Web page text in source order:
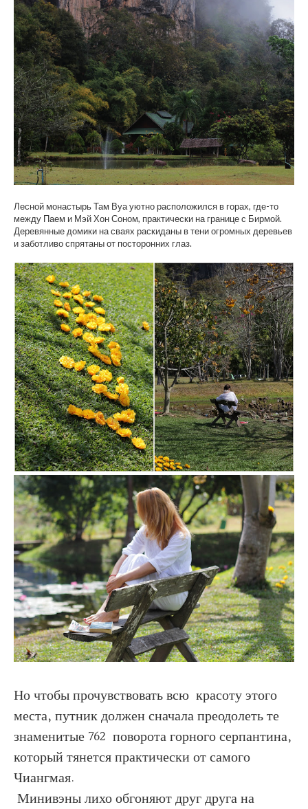
Лесной монастырь Там Вуа уютно расположился в горах, где-то
между Паем и Мэй Хон Соном, практически на границе с Бирмой.
Деревянные домики на сваях раскиданы в тени огромных деревьев
и заботливо спрятаны от посторонних глаз.
Но чтобы прочувствовать всю красоту этого
места, путник должен сначала преодолеть те
знаменитые 762 поворота горного серпантина,
который тянется практически от самого
Чиангмая.
Минивэны лихо обгоняют друг друга на